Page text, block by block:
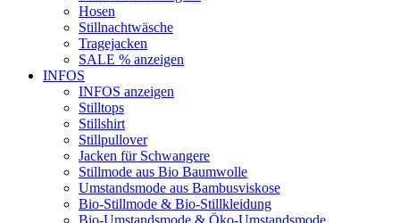
Hosen
Stillnachtwäsche
Tragejacken
SALE % anzeigen
INFOS
INFOS anzeigen
Stilltops
Stillshirt
Stillpullover
Jacken für Schwangere
Stillmode aus Bio Baumwolle
Umstandsmode aus Bambusviskose
Bio-Stillmode & Bio-Stillkleidung
Bio-Umstandsmode & Öko-Umstandsmode